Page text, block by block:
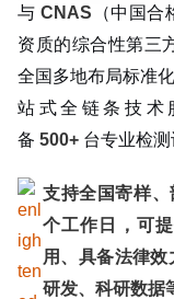
服务范围：全国
检测周期：5-7个
相关资质：可提供
服务模式：快递寄
服务对象：企事业
服务方向：采购销
断优化、司法服务
外标准、非标定制
与CNAS （中国
资质的综合性第三
全国多地布局标准
站式全链条技
备 500+ 台专业检
支持全国寄样
个工作日，可
用、具备法律
研发、科研数据